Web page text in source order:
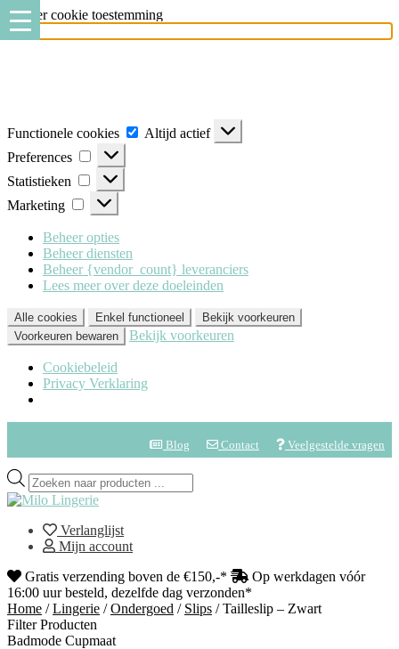
Beheer cookie toestemming
Functionele cookies
Altijd actief
Preferences
Statistieken
Marketing
Beheer opties
Beheer diensten
Beheer {vendor_count} leveranciers
Lees meer over deze doeleinden
Alle cookies Enkel functioneel
Bekijk voorkeuren
Voorkeuren bewaren
Bekijk voorkeuren
Cookiebeleid
Privacy Verklaring
Blog Contact Veelgestelde vragen
Verlanglijst
Mijn account
Gratis verzending boven de €150,-*
Op werkdagen vóór
16:00 uur besteld, dezelfde dag verzonden*
Home /Lingerie /Ondergoed / Slips /Tailleslip – Zwart
Filter Producten
Badmode Cupmaat